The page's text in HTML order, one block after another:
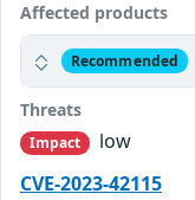
Affected products
Recommended
Threats
Impact
low
CVE-2023-42115